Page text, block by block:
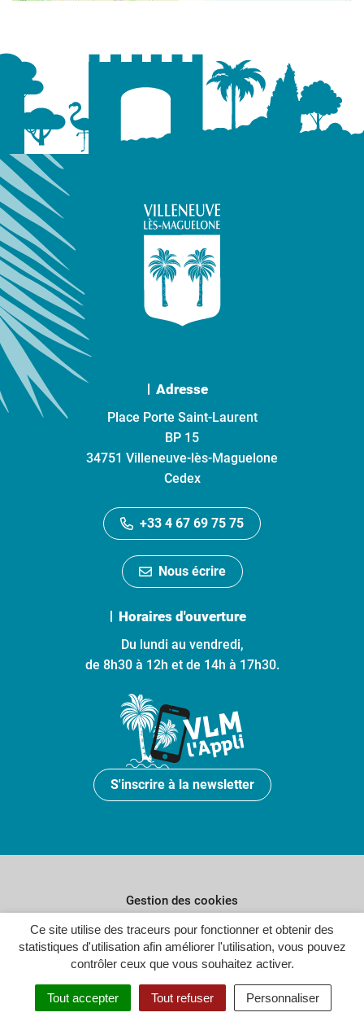
Ce site utilise des traceurs pour fonctionner et obtenir des
statistiques d'utilisation afin améliorer l'utilisation, vous pouvez
contrôler ceux que vous souhaitez activer.
Tout accepter Tout refuser Personnaliser
Adresse
Place Porte Saint-Laurent
BP 15
34751 Villeneuve-lès-Maguelone
Cedex
+33 4 67 69 75 75
Nous écrire
Horaires d'ouverture
Du lundi au vendredi,
de 8h30 à 12h et de 14h à 17h30.
S'inscrire à la newsletter
Gestion des cookies
Plan du site
Politique de confidentialité
Crédits